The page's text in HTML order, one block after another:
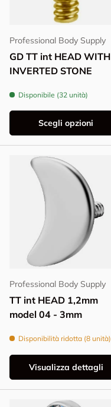
Professional Body Supply
GD TT int HEAD WITH
INVERTED STONE
Disponibile (32 unità)
Scegli opzioni
Professional Body Supply
TT int HEAD 1,2mm
model 04 - 3mm
Disponibilità ridotta (8 unità)
Visualizza dettagli